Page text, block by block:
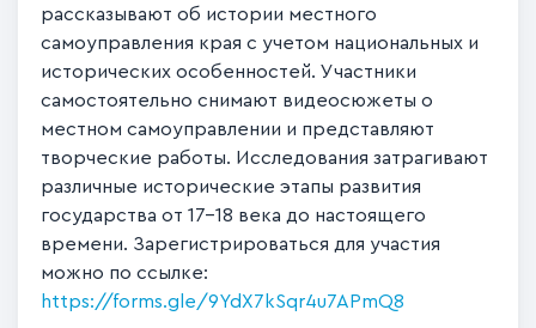
рассказывают об истории местного
самоуправления края с учетом национальных и
исторических особенностей. Участники
самостоятельно снимают видеосюжеты о
местном самоуправлении и представляют
творческие работы. Исследования затрагивают
различные исторические этапы развития
государства от 17-18 века до настоящего
времени. Зарегистрироваться для участия
можно по ссылке:
https://forms.gle/9YdX7kSqr4u7APmQ8